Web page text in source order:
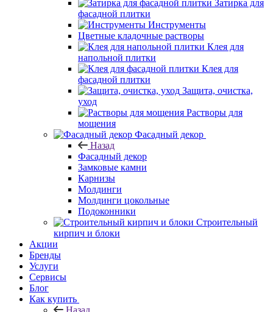
Затирка для
фасадной плитки
Инструменты
Цветные кладочные растворы
Клея для
напольной плитки
Клея для
фасадной плитки
Защита, очистка,
уход
Растворы для
мощения
Фасадный декор
Назад
Фасадный декор
Замковые камни
Карнизы
Молдинги
Молдинги цокольные
Подоконники
Строительный
кирпич и блоки
Акции
Бренды
Услуги
Сервисы
Блог
Как купить
Назад